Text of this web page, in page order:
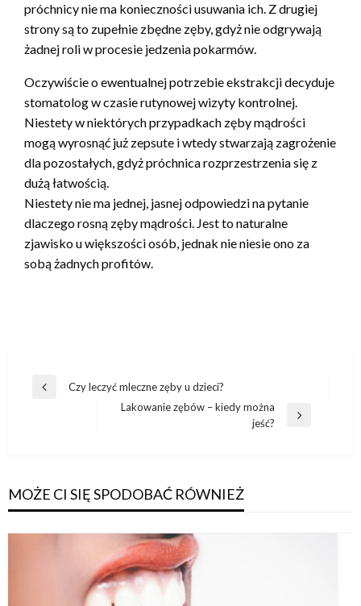
próchnicy nie ma konieczności usuwania ich. Z drugiej
strony są to zupełnie zbędne zęby, gdyż nie odgrywają
żadnej roli w procesie jedzenia pokarmów.
Oczywiście o ewentualnej potrzebie ekstrakcji decyduje
stomatolog w czasie rutynowej wizyty kontrolnej.
Niestety w niektórych przypadkach zęby mądrości
mogą wyrosnąć już zepsute i wtedy stwarzają zagrożenie
dla pozostałych, gdyż próchnica rozprzestrzenia się z
dużą łatwością.
Niestety nie ma jednej, jasnej odpowiedzi na pytanie
dlaczego rosną zęby mądrości. Jest to naturalne
zjawisko u większości osób, jednak nie niesie ono za
sobą żadnych profitów.
Nawigacja
Poprzedni
Czy leczyć mleczne zęby u dzieci?
Lakowanie zębów – kiedy można
jeść?
MOŻE CI SIĘ SPODOBAĆ RÓWNIEŻ